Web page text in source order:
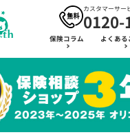
カスタマーサー
0120-
保険コラム よくある